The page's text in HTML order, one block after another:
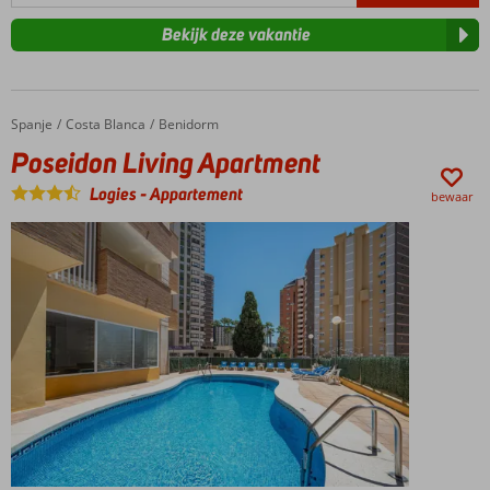
Bekijk deze vakantie
Home
Spanje Costa Blanca Benidorm
Poseidon Living Apartment
Poseidon Living Apartment
Logies-Appartement bewaar